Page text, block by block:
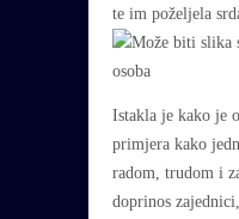
te im poželjela
Istakla je kako je
primjera kako
radom, trudom i
doprinos